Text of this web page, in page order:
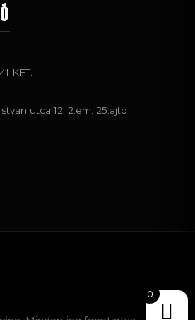
KFT.
utca 12. 2.em. 25.ajtó
0